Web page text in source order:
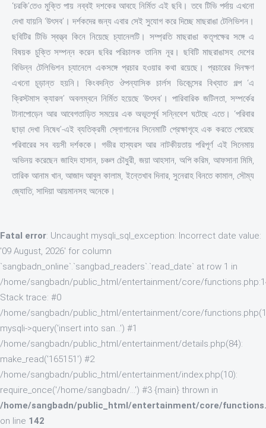
‘চরকি’তেও মুক্তি পায় নব্বই দশকের আবহে নির্মিত এই ছবি। তবে টিভি পর্দায় এখনো
দেখা যায়নি ‘উৎসব’। দর্শকদের জন্য এবার সেই সুযোগ করে দিচ্ছে মাছরাঙা টেলিভিশন।
ছবিটির টিভি স্বত্ত্ব কিনে নিয়েছে চ্যানেলটি। সম্প্রতি মাছরাঙা কতৃপক্ষের সঙ্গে এ
বিষয়ক চুক্তি সম্পন্ন করেন ছবির পরিচালক তানিম নূর। ছবিটি মাছরাঙাসহ দেশের
বিভিন্ন টেলিভিশন চ্যানেলে একসঙ্গে প্রচার হওয়ার কথা রয়েছে। প্রচারের দিনক্ষণ
এখনো চূড়ান্ত হয়নি। কিংবদন্তি ঔপন্যাসিক চার্লস ডিকেন্সের বিখ্যাত গল্প ‘এ
ক্রিস্টমাস ক্যারল’ অবলম্বনে নির্মিত হয়েছে ‘উৎসব’। পারিবারিক জটিলতা, সম্পর্কের
টানাপোড়েন আর আবেগতাড়িত সময়ের এক অভূতপূর্ব সন্নিবেশ ঘটেছে এতে। ‘পরিবার
ছাড়া দেখা নিষেধ’-এই ব্যতিক্রমী স্লোগানের সিনেমাটি প্রেক্ষাগৃহে এক করতে পেরেছে
পরিবারের সব বয়সী দর্শককে। গভীর হাস্যরস আর নাটকীয়তায় পরিপূর্ণ এই সিনেমায়
অভিনয় করেছেন জাহিদ হাসান, চঞ্চল চৌধুরী, জয়া আহসান, অপি করিম, আফসানা মিমি,
তারিক আনাম খান, আজাদ আবুল কালাম, ইন্তেখাব দিনার, সুনেরাহ বিনতে কামাল, সৌম্য
জ্যোতি, সাদিয়া আয়মানসহ অনেকে।
Fatal error: Uncaught mysqli_sql_exception: Incorrect date value:
'09 August, 2026' for column
`sangbadn_online`.`sangbad_readers`.`read_date` at row 1 in
/home/sangbadn/public_html/entertainment/core/
Stack trace: #0
/home/sangbadn/public_html/entertainment/core/
mysqli->query('insert into san...') #1
/home/sangbadn/public_html/entertainment/details.php(84):
make_read('165151') #2
/home/sangbadn/public_html/entertainment/index.php(10):
require_once('/home/sangbadn/...') #3 {main} thrown in
/home/sangbadn/public_html/entertainment/core/
on line 142